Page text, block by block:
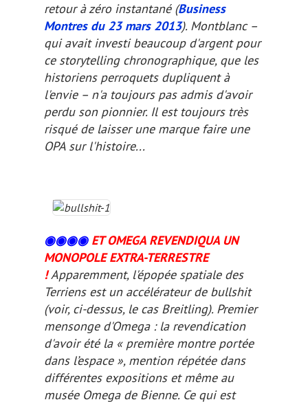
retour à zéro instantané (Business
Montres du 23 mars 2013). Montblanc –
qui avait investi beaucoup d'argent pour
ce storytellingchronographique, que les
historiens perroquets dupliquent à
l'envie – n'a toujours pas admis d'avoir
perdu son pionnier. Il est toujours très
risqué de laisser une marque faire une
OPA sur l'histoire...
◉◉◉◉ ET OMEGA REVENDIQUA UN
MONOPOLE EXTRA-TERRESTRE
!Apparemment, l'épopée spatiale des
Terriens est un accélérateur de bullshit
(voir, ci-dessus, le cas Breitling). Premier
mensonge d'Omega : la revendication
d'avoir été la « première montre portée
dans l’espace », mention répétée dans
différentes expositions et même au
musée Omega de Bienne. Ce qui est